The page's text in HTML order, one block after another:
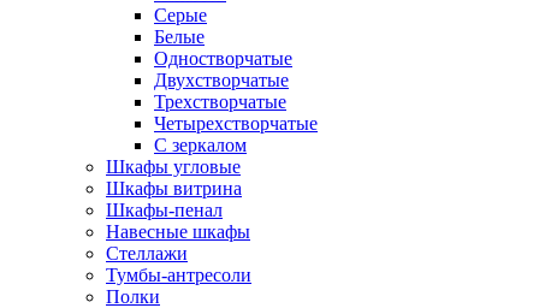
Серые
Белые
Одностворчатые
Двухстворчатые
Трехстворчатые
Четырехстворчатые
С зеркалом
Шкафы угловые
Шкафы витрина
Шкафы-пенал
Навесные шкафы
Стеллажи
Тумбы-антресоли
Полки